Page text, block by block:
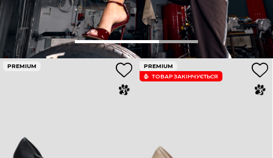
PREMIUM
PREMIUM
ТОВАР ЗАКІНЧУЄTЬСЯ